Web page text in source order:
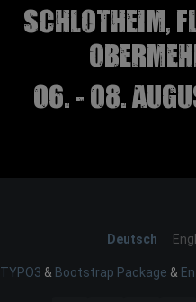
Schlotheim,
06. - 08.
Deutsch
TYPO3 & Bootstrap Package &